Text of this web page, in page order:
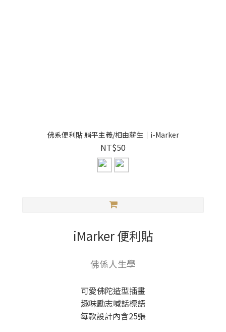
佛系便利貼 躺平主義/相由薪生｜i-Marker
NT$50
iMarker 便利貼
佛係人生學
可愛佛陀造型插畫
趣味勵志喊話標語
每款設計內含25張